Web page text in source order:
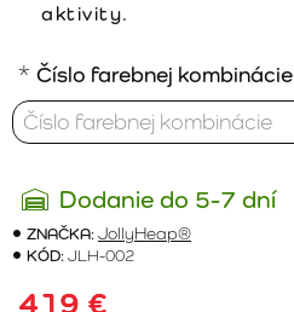
aktivity.
Dodanie do 5-7 dní
ZNAČKA:JollyHeap®
KÓD:JLH-002
419 €
Číslo farebnej kombinácie